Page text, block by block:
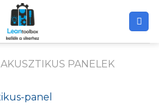
AKUSZTIKUS PANELEK